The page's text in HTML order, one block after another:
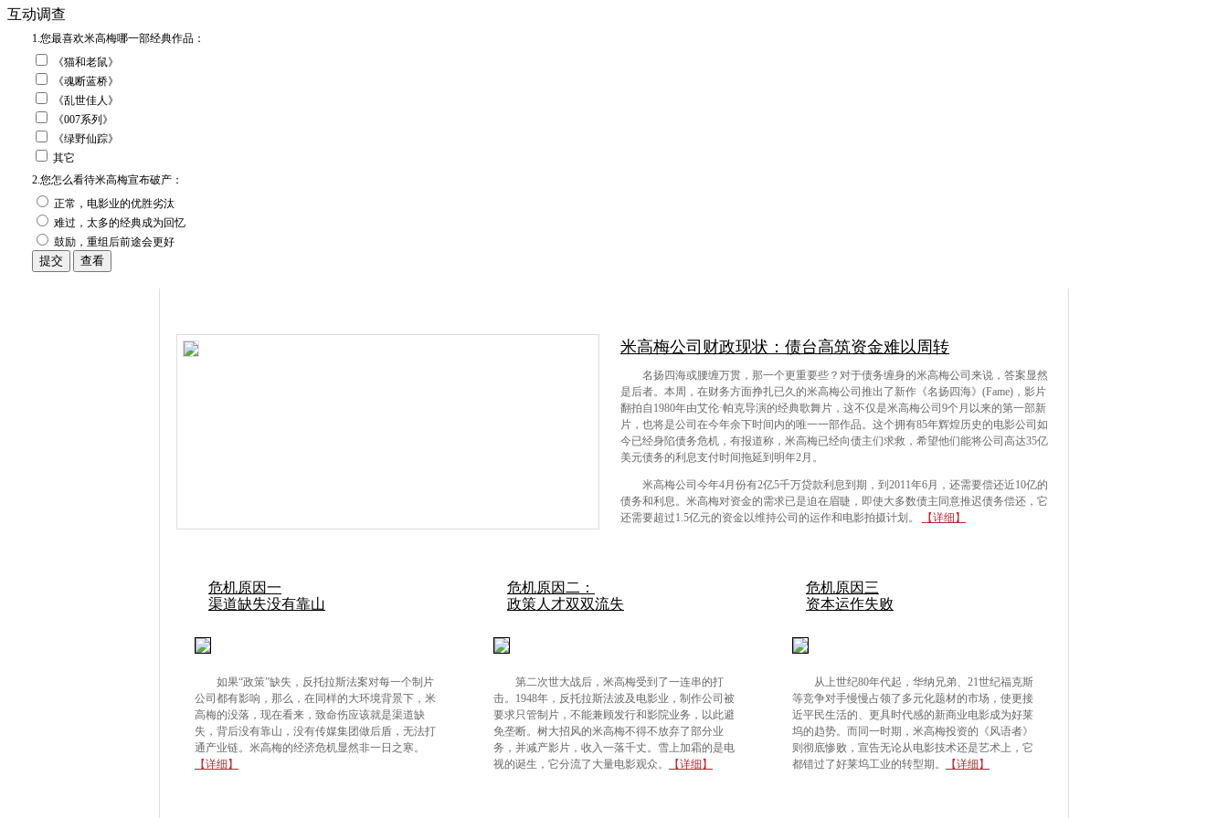
互动调查
1.您最喜欢米高梅哪一部经典作品：
《猫和老鼠》
《魂断蓝桥》
《乱世佳人》
《007系列》
《绿野仙踪》
其它
2.您怎么看待米高梅宣布破产：
正常，电影业的优胜劣汰
难过，太多的经典成为回忆
鼓励，重组后前途会更好
米高梅公司财政现状：债台高筑资金难以周转
名扬四海或腰缠万贯，那一个更重要些？对于债务缠身的米高梅公司来说，答案显然
是后者。本周，在财务方面挣扎已久的米高梅公司推出了新作《名扬四海》(Fame)，影片
翻拍自1980年由艾伦·帕克导演的经典歌舞片，这不仅是米高梅公司9个月以来的第一部新
片，也将是公司在今年余下时间内的唯一一部作品。这个拥有85年辉煌历史的电影公司如
今已经身陷债务危机，有报道称，米高梅已经向债主们求救，希望他们能将公司高达35亿
美元债务的利息支付时间拖延到明年2月。
米高梅公司今年4月份有2亿5千万贷款利息到期，到2011年6月，还需要偿还近10亿的
债务和利息。米高梅对资金的需求已是迫在眉睫，即使大多数债主同意推迟债务偿还，它
还需要超过1.5亿元的资金以维持公司的运作和电影拍摄计划。
【详细】
危机原因一
渠道缺失没有靠山
如果“政策”缺失，反托拉斯法案对每一个制片
公司都有影响，那么，在同样的大环境背景下，米
高梅的没落，现在看来，致命伤应该就是渠道缺
失，背后没有靠山，没有传媒集团做后盾，无法打
通产业链。米高梅的经济危机显然非一日之寒。
【详细】
危机原因二：
政策人才双双流失
第二次世大战后，米高梅受到了一连串的打
击。1948年，反托拉斯法波及电影业，制作公司被
要求只管制片，不能兼顾发行和影院业务，以此避
免垄断。树大招风的米高梅不得不放弃了部分业
务，并减产影片，收入一落千丈。雪上加霜的是电
视的诞生，它分流了大量电影观众。
【详细】
危机原因三
资本运作失败
从上世纪80年代起，华纳兄弟、21世纪福克斯
等竞争对手慢慢占领了多元化题材的市场，使更接
近平民生活的、更具时代感的新商业电影成为好莱
坞的趋势。而同一时期，米高梅投资的《风语者》
则彻底惨败，宣告无论从电影技术还是艺术上，它
都错过了好莱坞工业的转型期。
【详细】